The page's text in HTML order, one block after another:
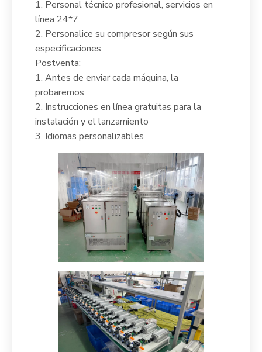
1. Personal técnico profesional, servicios en
línea 24*7
2. Personalice su compresor según sus
especificaciones
Postventa:
1. Antes de enviar cada máquina, la
probaremos
2. Instrucciones en línea gratuitas para la
instalación y el lanzamiento
3. Idiomas personalizables